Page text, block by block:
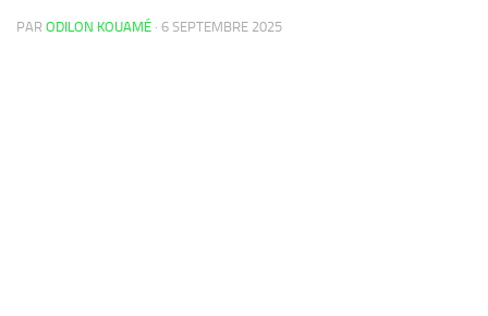
PAR ODILON KOUAMÉ · 6 SEPTEMBRE 2025